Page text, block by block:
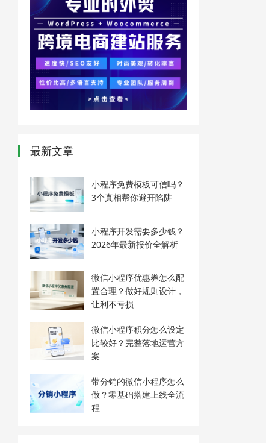
最新文章
小程序免费模板可信吗？
3个真相帮你避开陷阱
小程序开发需要多少钱？
2026年最新报价全解析
微信小程序优惠券怎么配
置合理？做好规则设计，
让利不亏损
微信小程序积分怎么设定
比较好？完整落地运营方
案
带分销的微信小程序怎么
做？零基础搭建上线全流
程